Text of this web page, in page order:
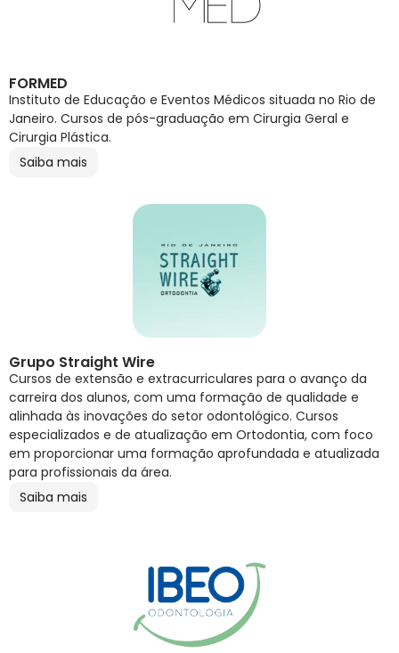
FORMED
Instituto de Educação e Eventos Médicos situada no Rio de
Janeiro. Cursos de pós-graduação em Cirurgia Geral e
Cirurgia Plástica.
Saiba mais
Grupo Straight Wire
Cursos de extensão e extracurriculares para o avanço da
carreira dos alunos, com uma formação de qualidade e
alinhada às inovações do setor odontológico. Cursos
especializados e de atualização em Ortodontia, com foco
em proporcionar uma formação aprofundada e atualizada
para profissionais da área.
Saiba mais